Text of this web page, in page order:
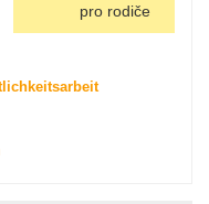
pro rodiče